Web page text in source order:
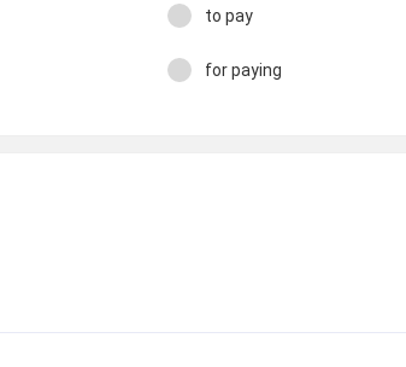
to pay
for paying